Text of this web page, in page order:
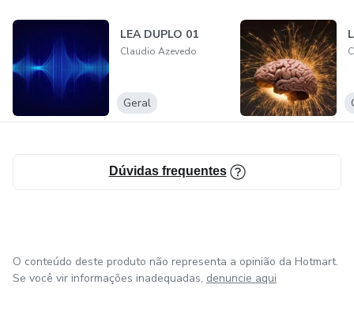
LEA DUPLO 01
Claudio Azevedo
Geral
Dúvidas frequentes
O conteúdo deste produto não representa a opinião da Hotmart.
Se você vir informações inadequadas, denuncie aqui